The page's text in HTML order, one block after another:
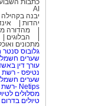
כתבות
AI
יבנה בקהילה
יהדות
מהדורה
הבלוגים
מתכונים
גלובוס סנטר
שערים
עורך דין
נטיפס - רשת
שערים
Netips -רשת חברתית לחכמת ההמונים
מסלולים
טיולים בדרום